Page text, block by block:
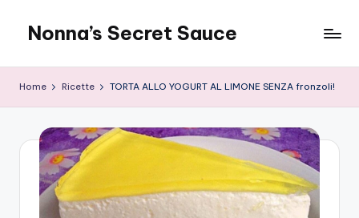
content
Nonna’s Secret Sauce
Home Ricette TORTA ALLO YOGURT AL LIMONE SENZA fronzoli!